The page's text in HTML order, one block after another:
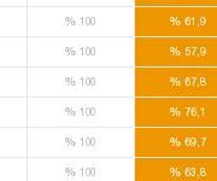
%100 % 61,9
%100 % 57,9
%100 % 67,8
%100 % 76,1
%100 % 69,7
%100 % 63,8